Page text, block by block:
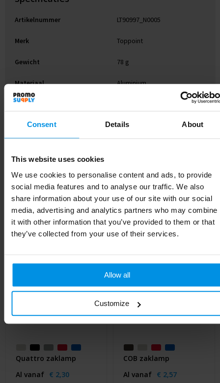
Consent Details About
This website uses cookies
We use cookies to personalise content and ads, to provide
social media features and to analyse our traffic. We also
share information about your use of our site with our social
media, advertising and analytics partners who may combine
it with other information that you’ve provided to them or that
they’ve collected from your use of their services.
Allow all
Customize
Artikelnummer LT90997_N0005
Merk Toppoint
Gewicht 78 g
Materiaal Aluminium
Diameter
Kleur Zilver
Gerelateerde producten
Quattro zaklamp
Al vanaf € 2,30
COB zaklamp
Al vanaf € 2,57